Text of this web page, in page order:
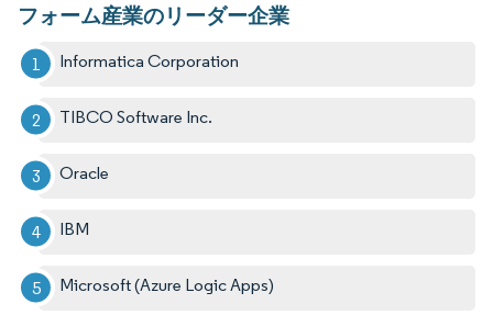
フォーム産業のリーダー企業
Informatica Corporation
TIBCO Software Inc.
Oracle
IBM
Microsoft (Azure Logic Apps)